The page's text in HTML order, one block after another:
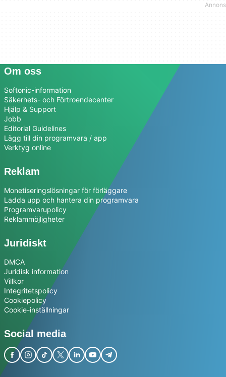
Om oss
Softonic-information
Säkerhets- och Förtroendecenter
Hjälp & Support
Jobb
Editorial Guidelines
Lägg till din programvara / app
Verktyg online
Reklam
Monetiseringslösningar för förläggare
Ladda upp och hantera din programvara
Programvarupolicy
Reklammöjligheter
Juridiskt
DMCA
Juridisk information
Villkor
Integritetspolicy
Cookiepolicy
Cookie-inställningar
Social media